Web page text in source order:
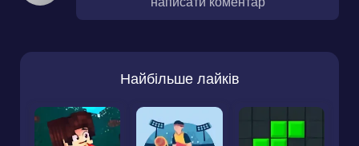
Найбільше лайків